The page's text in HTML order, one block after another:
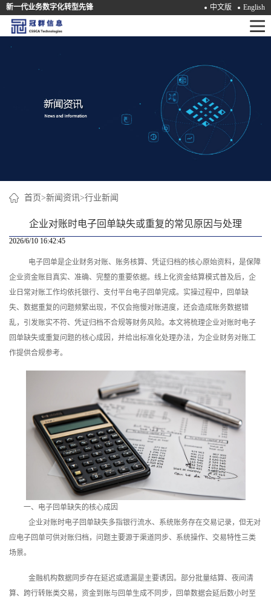
新一代业务数字化转型先锋 中文版 English
首
首页>新闻资讯>行业新闻
企业对账时电子回单缺失或重复的常见原因与处理
2026/6/10 16:42:45
电子回单是企业财务对账、账务核算、凭证归档的核心原始资料，是保障
企业资金账目真实、准确、完整的重要依据。线上化资金结算模式普及后，企
业日常对账工作均依托银行、支付平台电子回单完成。实操过程中，回单缺
失、数据重复的问题频繁出现，不仅会拖慢对账进度，还会造成账务数据错
乱，引发账实不符、凭证归档不合规等财务风险。本文将梳理企业对账时电子
回单缺失或重复问题的核心成因，并给出标准化处理办法，为企业财务对账工
作提供合规参考。
一、电子回单缺失的核心成因
企业对账时电子回单缺失多指银行流水、系统账务存在交易记录，但无对
应电子回单可供对账归档，问题主要源于渠道同步、系统操作、交易特性三类
场景。
金融机构数据同步存在延迟或遗漏是主要诱因。部分批量结算、夜间清
算、跨行转账类交易，资金到账与回单生成不同步，回单数据会延后数小时至